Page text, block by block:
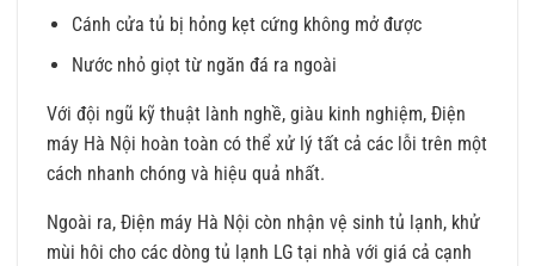
Cánh cửa tủ bị hỏng kẹt cứng không mở được
Nước nhỏ giọt từ ngăn đá ra ngoài
Với đội ngũ kỹ thuật lành nghề, giàu kinh nghiệm, Điện
máy Hà Nội hoàn toàn có thể xử lý tất cả các lỗi trên một
cách nhanh chóng và hiệu quả nhất.
Ngoài ra, Điện máy Hà Nội còn nhận vệ sinh tủ lạnh, khử
mùi hôi cho các dòng tủ lạnh LG tại nhà với giá cả cạnh